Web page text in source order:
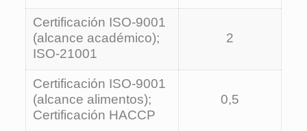
Certificación ISO-9001
(alcance académico);
ISO-21001
2
Certificación ISO-9001
(alcance alimentos);
Certificación HACCP
0,5